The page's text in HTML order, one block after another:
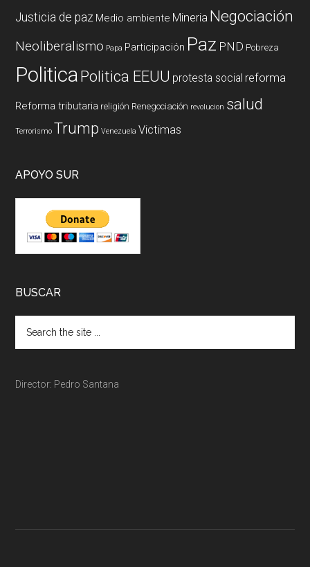
Justicia de paz Medio ambiente Mineria Negociación
Neoliberalismo Papa Participación Paz PND Pobreza
PoliticaPolitica EEUU protesta social reforma
Reforma tributaria religión Renegociación revolucion salud
Terrorismo Trump Venezuela Victimas
APOYO SUR
BUSCAR
Director: Pedro Santana